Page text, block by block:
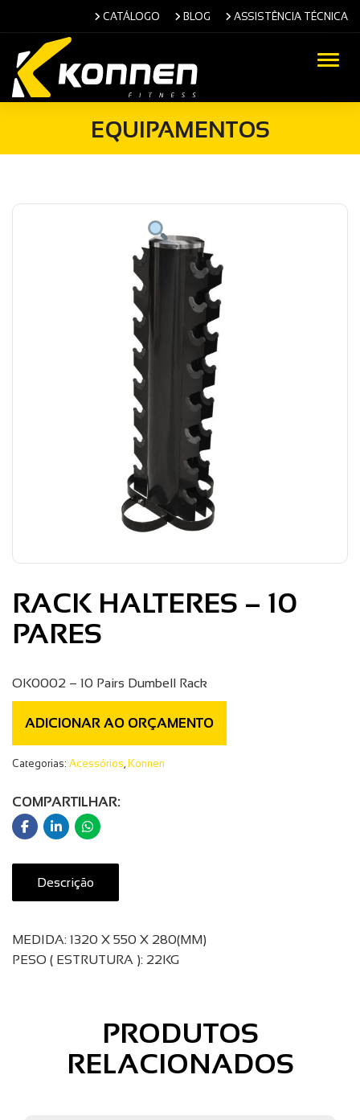
CATÁLOGO BLOG ASSISTÊNCIA TÉCNICA
EQUIPAMENTOS
RACK HALTERES – 10
PARES
OK0002 – 10 Pairs Dumbell Rack
ADICIONAR AO ORÇAMENTO
Categorias: Acessórios, Konnen
COMPARTILHAR:
Descrição
MEDIDА: 1320 X 550 X 280(MM)
PESO ( ESTRUTURA ): 22KG
PRODUTOS
RELACIONADOS